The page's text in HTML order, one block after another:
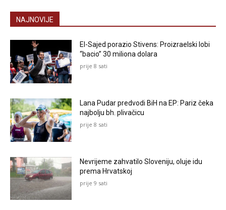
NAJNOVIJE
El-Sajed porazio Stivens: Proizraelski lobi
“bacio” 30 miliona dolara
prije 8 sati
Lana Pudar predvodi BiH na EP: Pariz čeka
najbolju bh. plivačicu
prije 8 sati
Nevrijeme zahvatilo Sloveniju, oluje idu
prema Hrvatskoj
prije 9 sati